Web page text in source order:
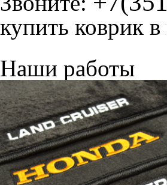
купить коврик
Наши работы